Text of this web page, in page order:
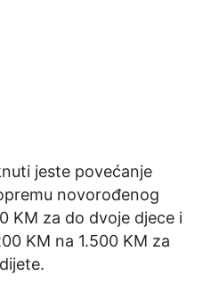
jeste povećanje
novorođenog
KM za do dvoje djece i
KM na 1.500 KM za